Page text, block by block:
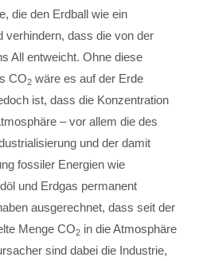
die den Erdball wie ein
verhindern, dass die von der
All entweicht. Ohne diese
CO2 wäre es auf der Erde
ist, dass die Konzentration
– vor allem die des
und der damit
fossiler Energien wie
und Erdgas permanent
ausgerechnet, dass seit der
Menge CO2 in die Atmosphäre
sind dabei die Industrie,